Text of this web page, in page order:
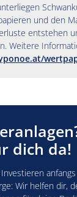
und den
entstehen
Weitere
dich da!
Wir helfen dir,